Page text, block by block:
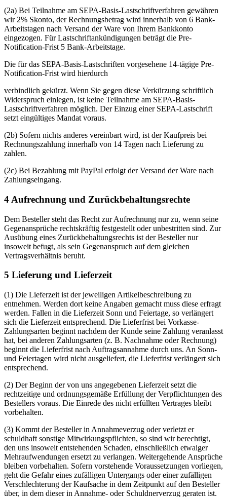
(2a) Bei Teilnahme am SEPA-Basis-Lastschriftverfahren gewähren
wir 2% Skonto, der Rechnungsbetrag wird innerhalb von 6 Bank-
Arbeitstagen nach Versand der Ware von Ihrem Bankkonto
eingezogen. Für Lastschriftankündigungen beträgt die Pre-
Notification-Frist 5 Bank-Arbeitstage.
Die für das SEPA-Basis-Lastschriften vorgesehene 14-tägige Pre-
Notification-Frist wird hierdurch
verbindlich gekürzt. Wenn Sie gegen diese Verkürzung schriftlich
Widerspruch einlegen, ist keine Teilnahme am SEPA-Basis-
Lastschriftverfahren möglich. Der Einzug einer SEPA-Lastschrift
setzt eingültiges Mandat voraus.
(2b) Sofern nichts anderes vereinbart wird, ist der Kaufpreis bei
Rechnungszahlung innerhalb von 14 Tagen nach Lieferung zu
zahlen.
(2c) Bei Bezahlung mit PayPal erfolgt der Versand der Ware nach
Zahlungseingang.
4 Aufrechnung und Zurückbehaltungsrechte
Dem Besteller steht das Recht zur Aufrechnung nur zu, wenn seine
Gegenansprüche rechtskräftig festgestellt oder unbestritten sind. Zur
Ausübung eines Zurückbehaltungsrechts ist der Besteller nur
insoweit befugt, als sein Gegenanspruch auf dem gleichen
Vertragsverhältnis beruht.
5 Lieferung und Lieferzeit
(1) Die Lieferzeit ist der jeweiligen Artikelbeschreibung zu
entnehmen. Werden dort keine Angaben gemacht muss diese erfragt
werden. Fallen in die Lieferzeit Sonn und Feiertage, so verlängert
sich die Lieferzeit entsprechend. Die Lieferfrist bei Vorkasse-
Zahlungsarten beginnt nachdem der Kunde seine Zahlung veranlasst
hat, bei anderen Zahlungsarten (z. B. Nachnahme oder Rechnung)
beginnt die Lieferfrist nach Auftragsannahme durch uns. An Sonn-
und Feiertagen wird nicht ausgeliefert, die Lieferfrist verlängert sich
entsprechend.
(2) Der Beginn der von uns angegebenen Lieferzeit setzt die
rechtzeitige und ordnungsgemäße Erfüllung der Verpflichtungen des
Bestellers voraus. Die Einrede des nicht erfüllten Vertrages bleibt
vorbehalten.
(3) Kommt der Besteller in Annahmeverzug oder verletzt er
schuldhaft sonstige Mitwirkungspflichten, so sind wir berechtigt,
den uns insoweit entstehenden Schaden, einschließlich etwaiger
Mehraufwendungen ersetzt zu verlangen. Weitergehende Ansprüche
bleiben vorbehalten. Sofern vorstehende Voraussetzungen vorliegen,
geht die Gefahr eines zufälligen Untergangs oder einer zufälligen
Verschlechterung der Kaufsache in dem Zeitpunkt auf den Besteller
über, in dem dieser in Annahme- oder Schuldnerverzug geraten ist.